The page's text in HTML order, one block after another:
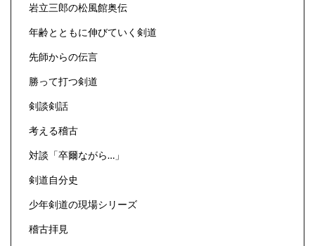
岩立三郎の松風館奥伝
年齢とともに伸びていく剣道
先師からの伝言
勝って打つ剣道
剣談剣話
考える稽古
対談「卒爾ながら…」
剣道自分史
少年剣道の現場シリーズ
稽古拝見